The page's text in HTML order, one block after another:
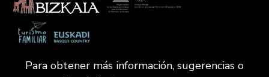
Para obtener más información, sugerencias o